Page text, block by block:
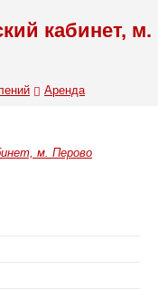
кабинет, м.
Аренда